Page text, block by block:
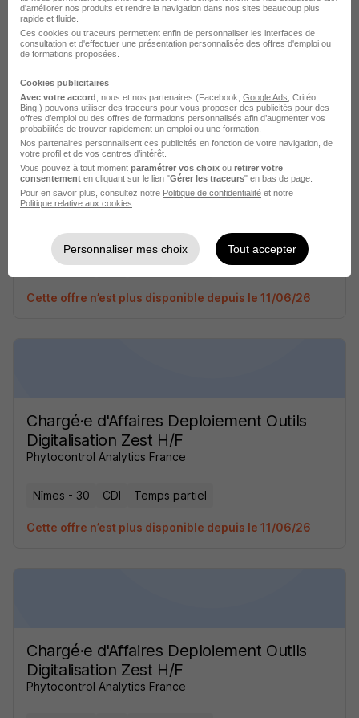
Nîmes - 30 CDI Temps partiel
Chargé·e d'Affaires Deploiement Outils
Digitalisation Zest H/F
Nîmes - 30 CDI Temps partiel
Cette offre n’est plus disponible depuis le 11/06/26
Chargé·e d'Affaires Deploiement Outils
Digitalisation Zest H/F
Phytocontrol Analytics France
Nîmes - 30 CDI Temps partiel
Cette offre n’est plus disponible depuis le 11/06/26
Chargé·e d'Affaires Deploiement Outils
Digitalisation Zest H/F
Phytocontrol Analytics France
d'améliorer nos produits et rendre la navigation dans nos sites beaucoup plus
rapide et fluide.
Ces cookies ou traceurs permettent enfin de personnaliser les interfaces de
consultation et d'effectuer une présentation personnalisée des offres d'emploi ou
de formations proposées.
Cookies publicitaires
Avec votre accord , nous et nos partenaires (Facebook, Google Ads , Critéo,
Bing,) pouvons utiliser des traceurs pour vous proposer des publicités pour des
offres d’emploi ou des offres de formations personnalisés afin d’augmenter vos
probabilités de trouver rapidement un emploi ou une formation.
Nos partenaires personnalisent ces publicités en fonction de votre navigation, de
votre profil et de vos centres d’intérêt.
Vous pouvez à tout moment paramétrer vos choix ou retirer votre
consentement en cliquant sur le lien "Gérer les traceurs" en bas de page.
Pour en savoir plus, consultez notre Politique de confidentialité et notre
Politique relative aux cookies
Personnaliser mes choix Tout accepter